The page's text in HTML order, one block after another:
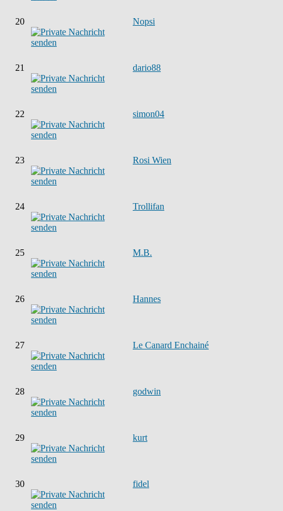
20 Nopsi
21 dario88
22 simon04
23 Rosi Wien
24 Trollifan
25 M.B.
26 Hannes
27 Le Canard Enchainé
28 godwin
29 kurt
30 fidel